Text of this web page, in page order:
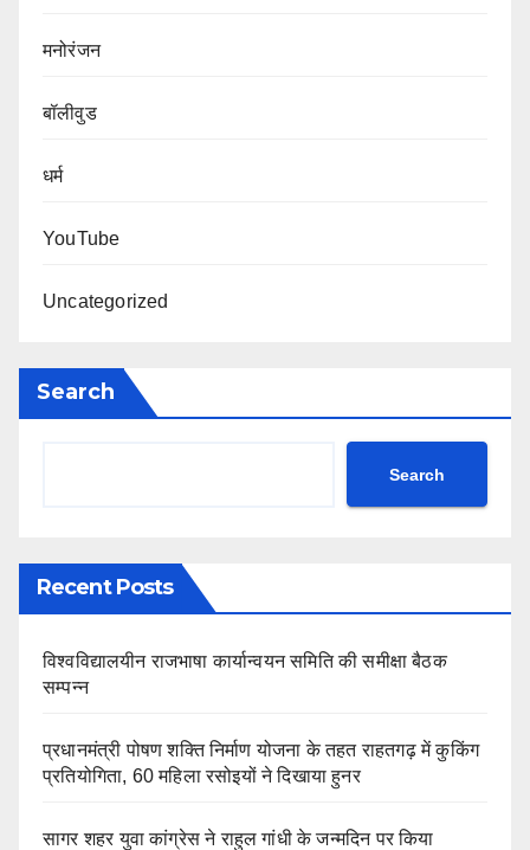
मनोरंजन
बॉलीवुड
धर्म
YouTube
Uncategorized
Search
Search
Recent Posts
विश्वविद्यालयीन राजभाषा कार्यान्वयन समिति की समीक्षा बैठक
सम्पन्न
प्रधानमंत्री पोषण शक्ति निर्माण योजना के तहत राहतगढ़ में कुकिंग
प्रतियोगिता, 60 महिला रसोइयों ने दिखाया हुनर
सागर शहर युवा कांग्रेस ने राहुल गांधी के जन्मदिन पर किया